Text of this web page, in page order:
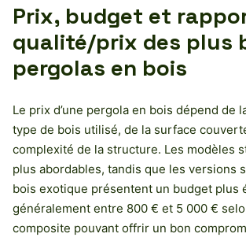
Prix, budget et
qualité/prix des plus
pergolas en bois
Le prix d’une pergola en bois dépend de
type de bois utilisé, de la surface
complexité de la structure. Les modèles
plus abordables, tandis que les versions
bois exotique présentent un budget plus
généralement entre 800 € et 5 000 €
composite pouvant offrir un bon